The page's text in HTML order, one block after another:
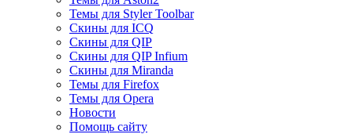
Темы для Styler Toolbar
Скины для ICQ
Скины для QIP
Скины для QIP Infium
Скины для Miranda
Темы для Firefox
Темы для Opera
Новости
Помощь сайту